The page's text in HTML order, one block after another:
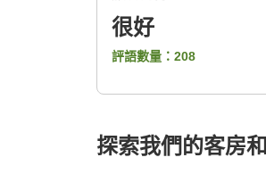
很好
評語數量： 208
探索我們的客房